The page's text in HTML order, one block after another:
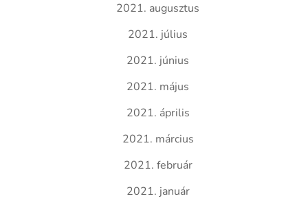
2021. augusztus
2021. július
2021. június
2021. május
2021. április
2021. március
2021. február
2021. január